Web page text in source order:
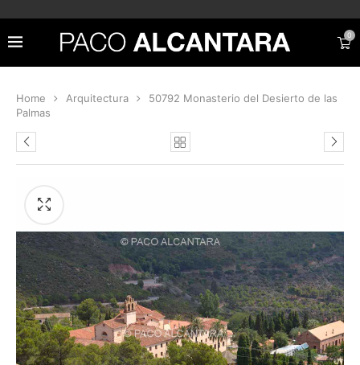
0
Home Arquitectura
50792 Monasterio del Desierto de las
Palmas